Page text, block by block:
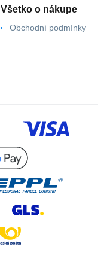
Všetko o nákupe
Obchodní podmínky